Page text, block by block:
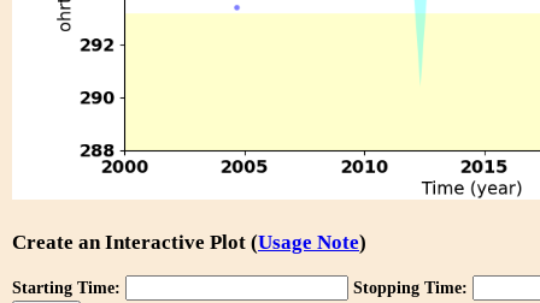
Create an Interactive Plot (Usage Note)
Starting Time: Stopping Time: